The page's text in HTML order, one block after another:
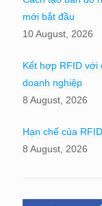
mới bắt đầu
10 August, 2026
Kết hợp RFID với
doanh nghiệp
8 August, 2026
Hạn chế của
8 August, 2026